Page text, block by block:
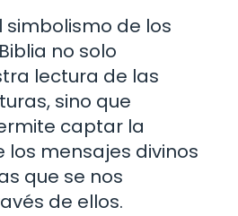
de los
no solo
lectura de las
sino que
captar la
mensajes divinos
que se nos
de ellos.